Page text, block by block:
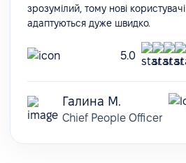
зрозумілий, тому нові користувачі
адаптуються дуже швидко.
5.0
Галина М.
Chief People Officer